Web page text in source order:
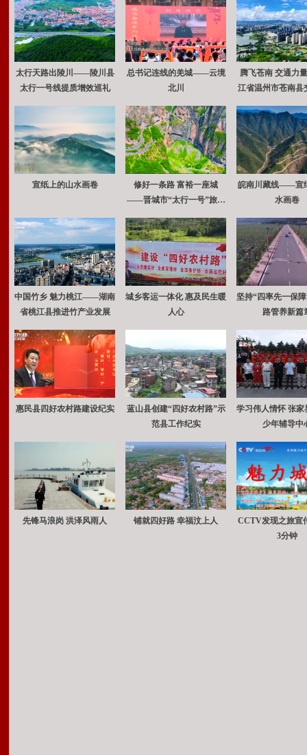
太行天路出陵川——陵川县
太行一号线提质增效巡礼
总书记连线的羌城——云境
北川
腾飞苍南 交通力
江省温州市苍南县
宣纸上的山水画卷
修好一条路 富裕一座城
——晋城市“太行一号”旅游
皖南川藏线——宣
水画卷
中国竹乡 魅力桃江——湖南
省桃江县推进竹产业发展
城乡客运一体化 惠及民生暖
人心
坚持“四率先一保障” 谱
路管养新篇
惠民县四好农村路建设纪实
蓝山县创建“四好农村路”示
范县工作纪实
学习伟人情怀 张家
少年辅导中
先锋马浪岗 洪泽风雨人 铺就四好路 幸福汶上人
CCTV发现之旅宣
3分钟